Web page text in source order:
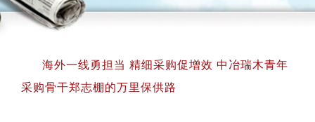
海外一线勇担当 精细采购促增效 中冶瑞木青年
采购骨干郑志棚的万里保供路